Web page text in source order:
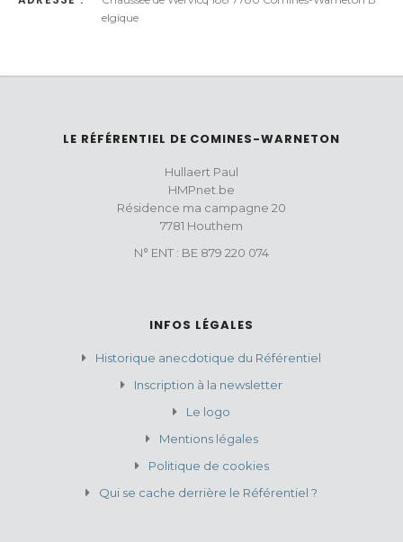
elgique
LE RÉFÉRENTIEL DE COMINES-WARNETON
Hullaert Paul
HMPnet.be
Résidence ma campagne 20
7781 Houthem
N° ENT : BE 879 220 074
INFOS LÉGALES
Historique anecdotique du Référentiel
Inscription à la newsletter
Le logo
Mentions légales
Politique de cookies
Qui se cache derrière le Référentiel ?